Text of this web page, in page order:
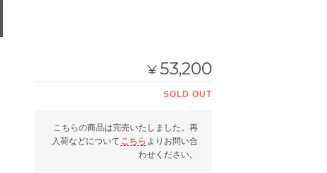
¥ 53,200
SOLD OUT
こちらの商品は完売いたしました。再
入荷などについて こちら よりお問い合
わせください。